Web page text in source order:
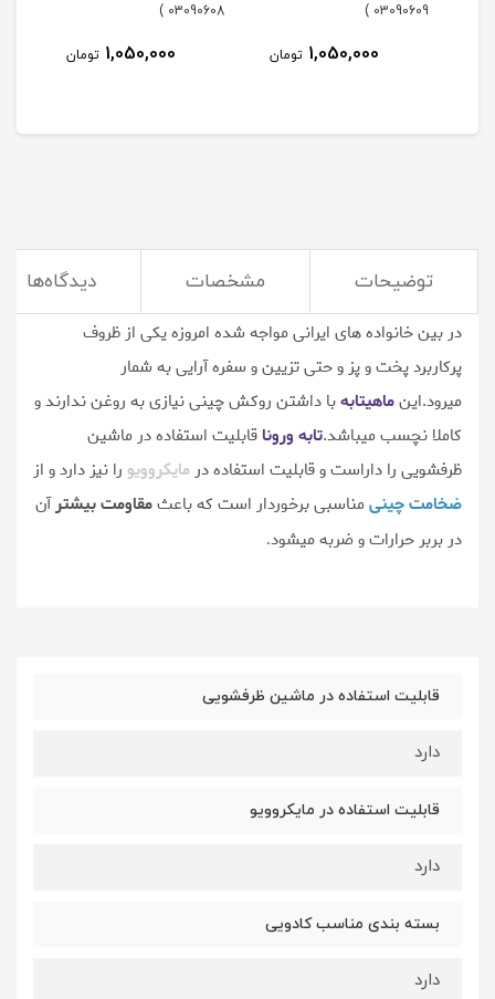
03090609 )
1,050,000 تومان
03090608 )
1,050,000 تومان
توضیحات مشخصات دیدگاه‌ها
ماهیتابه های جنس چینی که در چند سال گذشته با اقبال خوبی
در بین خانواده های ایرانی مواجه شده امروزه یکی از ظروف
پرکاربرد پخت و پز و حتی تزیین و سفره آرایی به شمار
میرود.اینماهیتابهبا داشتن روکش چینی نیازی به روغن ندارند و
کاملا نچسب میباشد.تابه ورونا قابلیت استفاده در ماشین
ظرفشویی را داراست و قابلیت استفاده در مایکروویو را نیز دارد و از
ضخامت چینیمناسبی برخوردار است که باعثمقاومت بیشتر آن
در بربر حرارات و ضربه میشود.
قابلیت استفاده در ماشین ظرفشویی
دارد
قابلیت استفاده در مایکروویو
دارد
بسته بندی مناسب کادویی
دارد